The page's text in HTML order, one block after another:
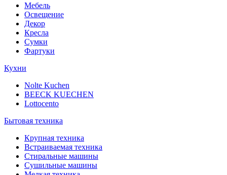
Мебель
Освещение
Декор
Кресла
Сумки
Фартуки
Кухни
Nolte Kuchen
BEECK KUECHEN
Lottocento
Бытовая техника
Крупная техника
Встраиваемая техника
Стиральные машины
Сушильные машины